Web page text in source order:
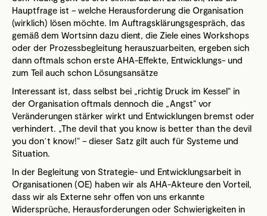
Hauptfrage ist – welche Herausforderung die Organisation
(wirklich) lösen möchte. Im Auftragsklärungsgespräch, das
gemäß dem Wortsinn dazu dient, die Ziele eines Workshops
oder der Prozessbegleitung herauszuarbeiten, ergeben sich
dann oftmals schon erste AHA-Effekte, Entwicklungs- und
zum Teil auch schon Lösungsansätze
Interessant ist, dass selbst bei „richtig Druck im Kessel“ in
der Organisation oftmals dennoch die „Angst“ vor
Veränderungen stärker wirkt und Entwicklungen bremst oder
verhindert. „The devil that you know is better than the devil
you don´t know!“ – dieser Satz gilt auch für Systeme und
Situation.
In der Begleitung von Strategie- und Entwicklungsarbeit in
Organisationen (OE) haben wir als AHA-Akteure den Vorteil,
dass wir als Externe sehr offen von uns erkannte
Widersprüche, Herausforderungen oder Schwierigkeiten in